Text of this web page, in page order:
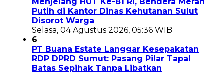
Putih di Kantor Dinas Kehutanan Sulut
Disorot Warga
Selasa, 04 Agustus 2026, 05:36 WIB
6
PT Buana Estate Langgar Kesepakatan
RDP DPRD Sumut: Pasang Pilar Tapal
Batas Sepihak Tanpa Libatkan